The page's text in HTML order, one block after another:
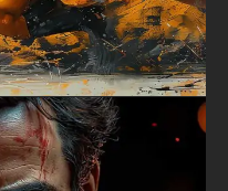
de fans.
le rend idéal pour les
contraste exceptionnel
batterie sur les
Le design
du bureau, les
clairement visibles
succès l'excellence
pratique. Cela en fait
qui exigent à la fois